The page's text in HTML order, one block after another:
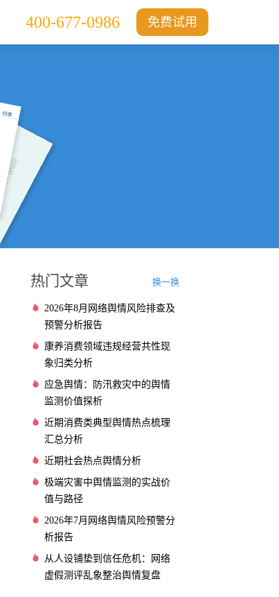
免费试用
400-677-0986
热门文章 换一换
2026年8月网络舆情风险排查及
预警分析报告
康养消费领域违规经营共性现
象归类分析
应急舆情：防汛救灾中的舆情
监测价值探析
近期消费类典型舆情热点梳理
汇总分析
近期社会热点舆情分析
极端灾害中舆情监测的实战价
值与路径
2026年7月网络舆情风险预警分
析报告
从人设铺垫到信任危机：网络
虚假测评乱象整治舆情复盘